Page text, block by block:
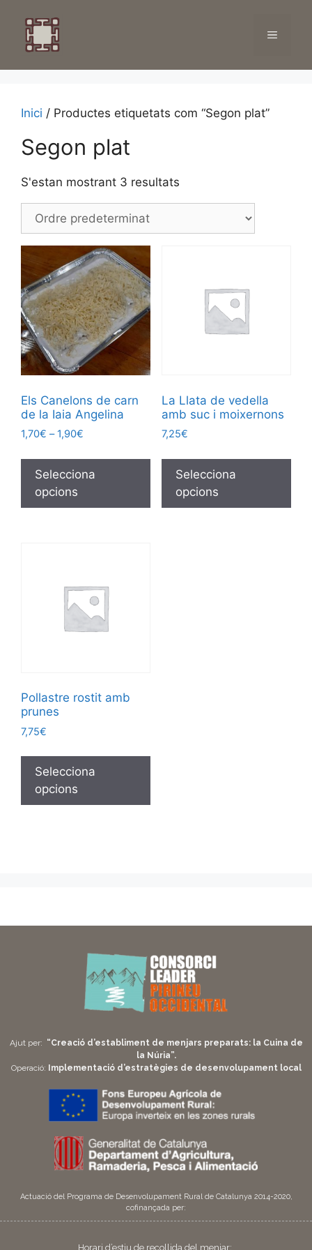
Inici / Productes etiquetats com “Segon plat”
Segon plat
S'estan mostrant 3 resultats
Els Canelons de carn
de la Iaia Angelina
1,70€ – 1,90€
Selecciona
opcions
La Llata de vedella
amb suc i moixernons
7,25€
Selecciona
opcions
Pollastre rostit amb
prunes
7,75€
Selecciona
opcions
Ajut per: “Creació d’establiment de menjars preparats: la Cuina de
la Núria”.
Operació: Implementació d’estratègies de desenvolupament local
Actuació del Programa de Desenvolupament Rural de Catalunya 2014-2020,
cofinançada per:
Horari d’estiu de recollida del menjar: